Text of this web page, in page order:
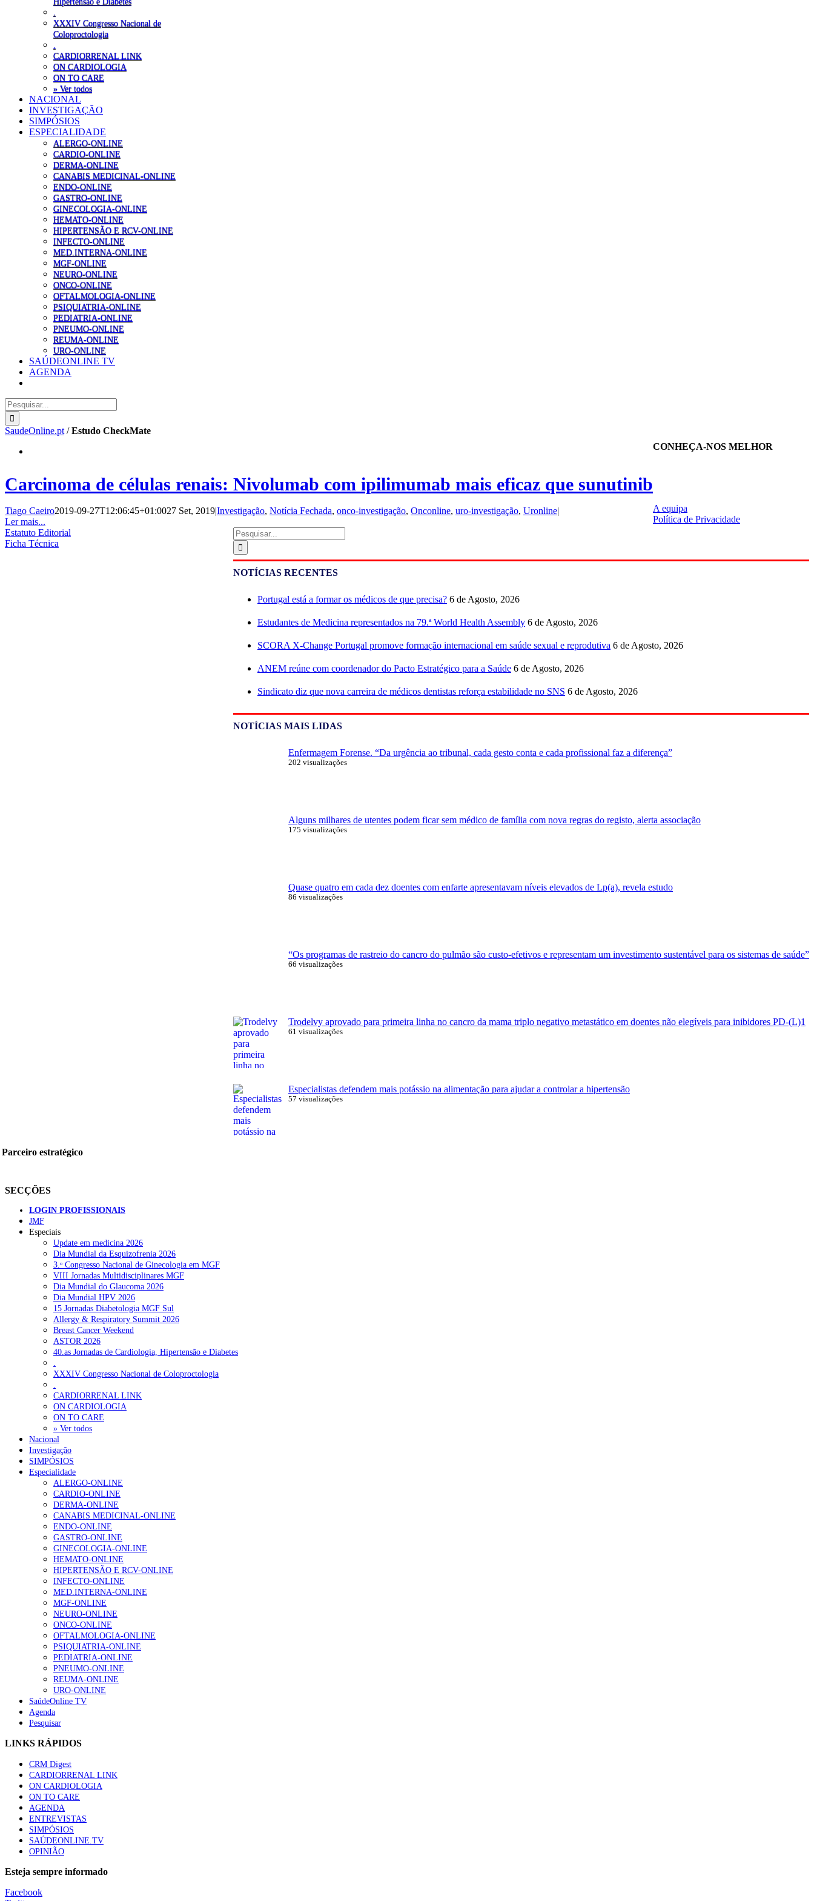
XXXIV Congresso Nacional de
Coloproctologia
CARDIORRENAL LINK
ON CARDIOLOGIA
ON TO CARE
» Ver todos
NACIONAL
INVESTIGAÇÃO
SIMPÓSIOS
ESPECIALIDADE
ALERGO-ONLINE
CARDIO-ONLINE
DERMA-ONLINE
CANABIS MEDICINAL-ONLINE
ENDO-ONLINE
GASTRO-ONLINE
GINECOLOGIA-ONLINE
HEMATO-ONLINE
HIPERTENSÃO E RCV-ONLINE
INFECTO-ONLINE
MED.INTERNA-ONLINE
MGF-ONLINE
NEURO-ONLINE
ONCO-ONLINE
OFTALMOLOGIA-ONLINE
PSIQUIATRIA-ONLINE
PEDIATRIA-ONLINE
PNEUMO-ONLINE
REUMA-ONLINE
URO-ONLINE
SAÚDEONLINE TV
AGENDA
Pesquisar
SaudeOnline.pt /Estudo CheckMate
Carcinoma de células renais: Nivolumab com ipilimumab mais eficaz que sunutinib
Tiago Caeiro2019-09-27T12:06:45+01:0027 Set, 2019|Investigação, Notícia Fechada, onco-investigação, Onconline, uro-investigação, Uronline|
Ler mais...
Pesquisar
NOTÍCIAS RECENTES
Portugal está a formar os médicos de que precisa? 6 de Agosto, 2026
Estudantes de Medicina representados na 79.ª World Health Assembly 6 de Agosto, 2026
SCORA X-Change Portugal promove formação internacional em saúde sexual e reprodutiva 6 de Agosto, 2026
ANEM reúne com coordenador do Pacto Estratégico para a Saúde 6 de Agosto, 2026
Sindicato diz que nova carreira de médicos dentistas reforça estabilidade no SNS 6 de Agosto, 2026
NOTÍCIAS MAIS LIDAS
Enfermagem Forense. “Da urgência ao tribunal, cada gesto conta e cada profissional faz a diferença”
202 visualizações
Alguns milhares de utentes podem ficar sem médico de família com nova regras do registo, alerta associação
175 visualizações
Quase quatro em cada dez doentes com enfarte apresentavam níveis elevados de Lp(a), revela estudo
86 visualizações
“Os programas de rastreio do cancro do pulmão são custo-efetivos e representam um investimento sustentável para os sistemas de saúde”
66 visualizações
Trodelvy aprovado para primeira linha no cancro da mama triplo negativo metastático em doentes não elegíveis para inibidores PD-(L)1
61 visualizações
Especialistas defendem mais potássio na alimentação para ajudar a controlar a hipertensão
57 visualizações
CONHEÇA-NOS MELHOR
A equipa
Política de Privacidade
Estatuto Editorial
Ficha Técnica
Parceiro estratégico
SECÇÕES
LOGIN PROFISSIONAIS
JMF
Especiais
Update em medicina 2026
Dia Mundial da Esquizofrenia 2026
3.ᵒ Congresso Nacional de Ginecologia em MGF
VIII Jornadas Multidisciplinares MGF
Dia Mundial do Glaucoma 2026
Dia Mundial HPV 2026
15 Jornadas Diabetologia MGF Sul
Allergy & Respiratory Summit 2026
Breast Cancer Weekend
ASTOR 2026
40.as Jornadas de Cardiologia, Hipertensão e Diabetes
XXXIV Congresso Nacional de Coloproctologia
CARDIORRENAL LINK
ON CARDIOLOGIA
ON TO CARE
» Ver todos
Nacional
Investigação
SIMPÓSIOS
Especialidade
ALERGO-ONLINE
CARDIO-ONLINE
DERMA-ONLINE
CANABIS MEDICINAL-ONLINE
ENDO-ONLINE
GASTRO-ONLINE
GINECOLOGIA-ONLINE
HEMATO-ONLINE
HIPERTENSÃO E RCV-ONLINE
INFECTO-ONLINE
MED.INTERNA-ONLINE
MGF-ONLINE
NEURO-ONLINE
ONCO-ONLINE
OFTALMOLOGIA-ONLINE
PSIQUIATRIA-ONLINE
PEDIATRIA-ONLINE
PNEUMO-ONLINE
REUMA-ONLINE
URO-ONLINE
SaúdeOnline TV
Agenda
Pesquisar
LINKS RÁPIDOS
CRM Digest
CARDIORRENAL LINK
ON CARDIOLOGIA
ON TO CARE
AGENDA
ENTREVISTAS
SIMPÓSIOS
SAÚDEONLINE.TV
OPINIÃO
Esteja sempre informado
Facebook